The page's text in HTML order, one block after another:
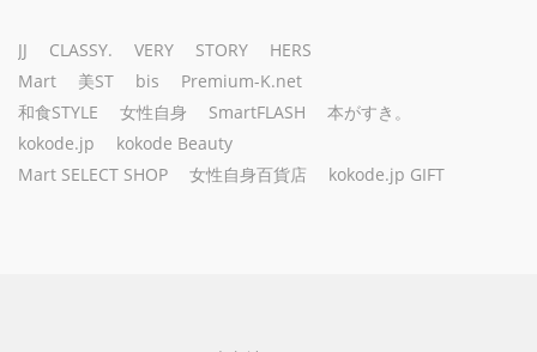
JJ CLASSY. VERY STORY
HERS
Mart
美ST bis
Premium-K.net
和食STYLE
女性自身 SmartFLASH
本がすき。
kokode.jp
kokode Beauty
Mart SELECT SHOP
女性自身百貨店 kokode.jp GIFT